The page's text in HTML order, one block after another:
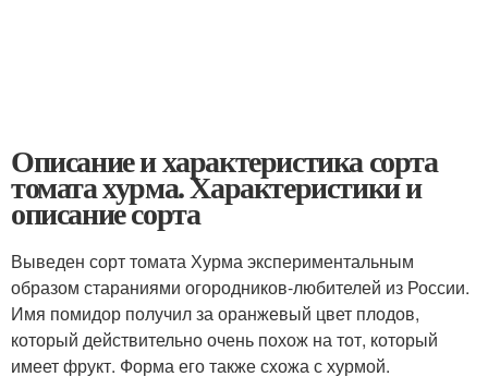
Описание и характеристика сорта
томата хурма. Характеристики и
описание сорта
Выведен сорт томата Хурма экспериментальным
образом стараниями огородников-любителей из России.
Имя помидор получил за оранжевый цвет плодов,
который действительно очень похож на тот, который
имеет фрукт. Форма его также схожа с хурмой.